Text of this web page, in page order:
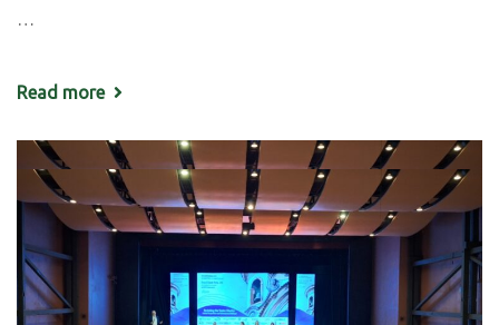
…
Read more